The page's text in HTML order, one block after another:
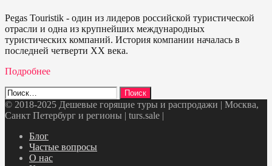
Pegas Touristik - один из лидеров российской туристической
отрасли и одна из крупнейших международных
туристических компаний. История компании началась в
последней четверти ХХ века.
Подробнее
Найти:
© 2018-2025 Дешевые горящие туры и распродажи | Москва,
Санкт Петербург и регионы | turs.sale |
Блог
Частые вопросы
О нас